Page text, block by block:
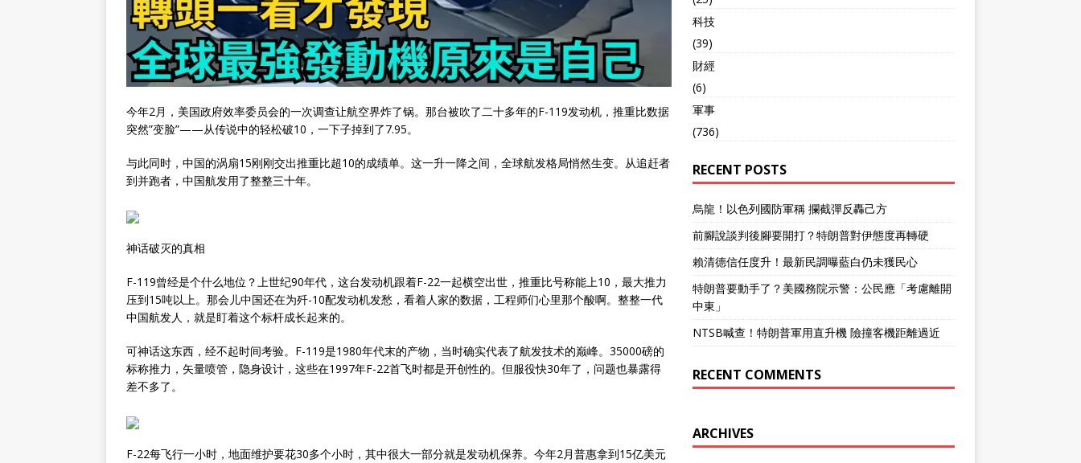
今年2月，美国政府效率委员会的一次调查让航空界炸了锅。那台被吹了二十多年的F-119发动机，推重比数据
突然”变脸”——从传说中的轻松破10，一下子掉到了7.95。
与此同时，中国的涡扇15刚刚交出推重比超10的成绩单。这一升一降之间，全球航发格局悄然生变。从追赶者
到并跑者，中国航发用了整整三十年。
神话破灭的真相
F-119曾经是个什么地位？上世纪90年代，这台发动机跟着F-22一起横空出世，推重比号称能上10，最大推力
压到15吨以上。那会儿中国还在为歼-10配发动机发愁，看着人家的数据，工程师们心里那个酸啊。整整一代
中国航发人，就是盯着这个标杆成长起来的。
可神话这东西，经不起时间考验。F-119是1980年代末的产物，当时确实代表了航发技术的巅峰。35000磅的
标称推力，矢量喷管，隐身设计，这些在1997年F-22首飞时都是开创性的。但服役快30年了，问题也暴露得
差不多了。
F-22每飞行一小时，地面维护要花30多个小时，其中很大一部分就是发动机保养。今年2月普惠拿到15亿美元
科技
(39)
財經
(6)
軍事
(736)
RECENT POSTS
烏龍！以色列國防軍稱 攔截彈反轟己方
前腳說談判後腳要開打？特朗普對伊態度再轉硬
賴清德信任度升！最新民調曝藍白仍未獲民心
特朗普要動手了？美國務院示警：公民應「考慮離開
中東」
NTSB喊查！特朗普軍用直升機 險撞客機距離過近
RECENT COMMENTS
ARCHIVES